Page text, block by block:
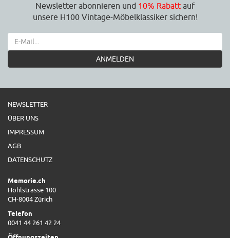
Newsletter abonnieren und 10% Rabatt auf
unsere H100 Vintage-Möbelklassiker sichern!
ANMELDEN
NEWSLETTER
ÜBER UNS
IMPRESSUM
AGB
DATENSCHUTZ
Memorie.ch
Hohlstrasse 100
CH-8004 Zürich
Telefon
0041 44 261 42 24